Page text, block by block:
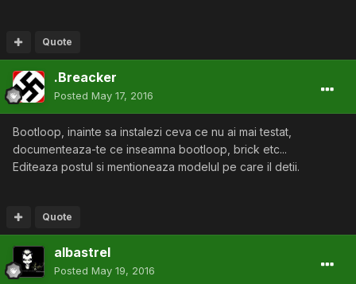
Quote
.Breacker
Posted May 17, 2016
Bootloop, inainte sa instalezi ceva ce nu ai mai testat,
documenteaza-te ce inseamna bootloop, brick etc...
Editeaza postul si mentioneaza modelul pe care il detii.
Quote
albastrel
Posted May 19, 2016